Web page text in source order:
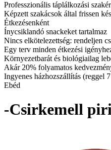
Professzionális táplálkozási
Képzett szakácsok által frissen
Étkezésenként
Ínycsiklandó snackeket tartalmaz
Nincs elkötelezettség: rendeljen
Egy terv minden étkezési
Környezetbarát és biológiailag
Akár 20% folyamatos
Ingyenes házhozszállítás (reggel
Ebéd
-Csirkemell